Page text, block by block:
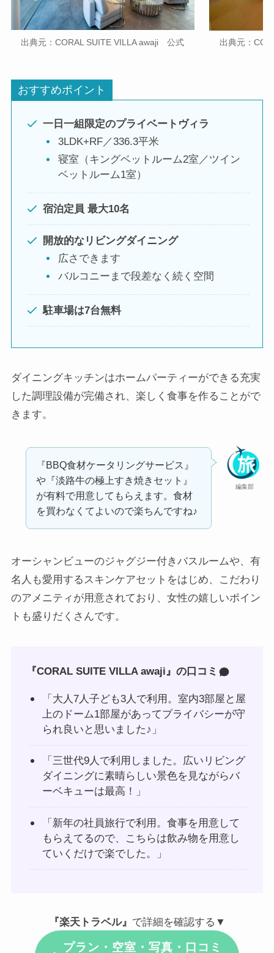
出典元：CORAL SUITE VILLA awaji 公式 出典元：
おすすめポイント
一日一組限定のプライベートヴィラ
3LDK+RF／336.3平米
寝室（キングベットルーム2室／ツイン
ベットルーム1室）
宿泊定員 最大10名
開放的なリビングダイニング
広さできます
バルコニーまで段差なく続く空間
駐車場は7台無料
ダイニングキッチンはホームパーティーができる充実
した調理設備が完備され、楽しく食事を作ることがで
きます。
編集部
『BBQ食材ケータリングサービス』
や『淡路牛の極上すき焼きセット』
が有料で用意してもらえます。食材
を買わなくてよいので楽ちんですね♪
オーシャンビューのジャグジー付きバスルームや、有
名人も愛用するスキンケアセットをはじめ、こだわり
のアメニティが用意されており、女性の嬉しいポイン
トも盛りだくさんです。
『CORAL SUITE VILLA awaji』の口コミ
「大人7人子ども3人で利用。室内3部屋と屋
上のドーム1部屋があってプライバシーが守
られ良いと思いました♪」
「三世代9人で利用しました。広いリビング
ダイニングに素晴らしい景色を見ながらバ
ーベキューは最高！」
「新年の社員旅行で利用。食事を用意して
もらえてるので、こちらは飲み物を用意し
ていくだけで楽でした。」
『楽天トラベル』 で詳細を確認する▼
プラン・空室・写真・口コミ